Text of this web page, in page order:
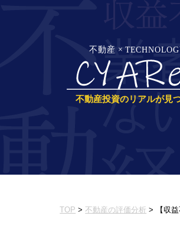
不動産投資のリアルが見
TOP >不動産の評価分析 > 【収